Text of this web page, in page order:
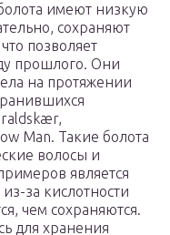
имеют низкую
сохраняют
позволяет
прошлого. Они
на протяжении
Man. Такие болота
волосы и
является
за кислотности
чем сохраняются.
для хранения